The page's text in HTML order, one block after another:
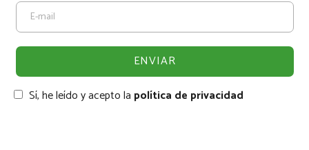
Sí, he leído y acepto la política de privacidad